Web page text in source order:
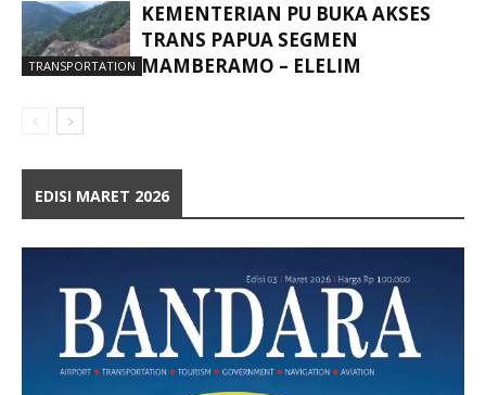
TRANSPORTATION
KEMENTERIAN PU BUKA AKSES
TRANS PAPUA SEGMEN
MAMBERAMO – ELELIM
EDISI MARET 2026